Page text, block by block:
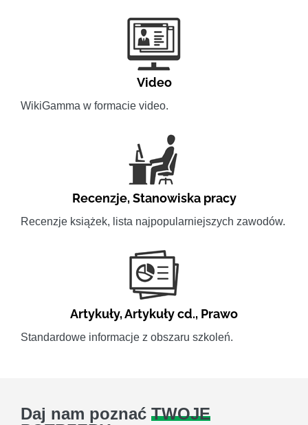
Video
WikiGamma w formacie video.
Recenzje,Stanowiska pracy
Recenzje książek, lista najpopularniejszych zawodów.
Artykuły,Artykuły cd., Prawo
Standardowe informacje z obszaru szkoleń.
Daj nam poznać TWOJE